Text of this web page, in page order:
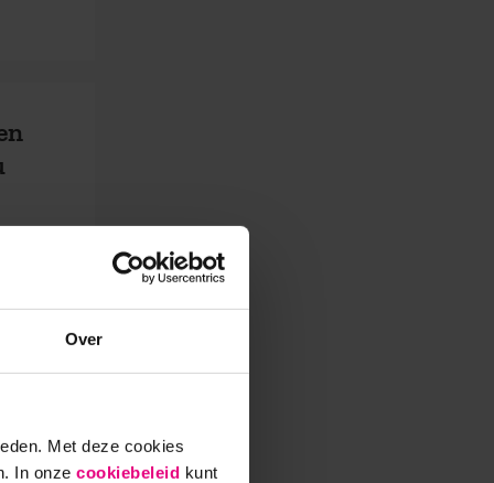
Over
Met deze cookies
In onze cookiebeleid kunt